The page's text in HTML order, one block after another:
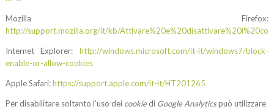
Mozilla Firefox:
http://support.mozilla.org/it/kb/
Internet Explorer:http://windows.microsoft.com/it-it/windows7/block-
enable-or-allow-cookies
Apple Safari:https://support.apple.com/it-it/HT201265
Per disabilitare soltanto l’uso dei cookiedi Google Analyticspuò utilizzare